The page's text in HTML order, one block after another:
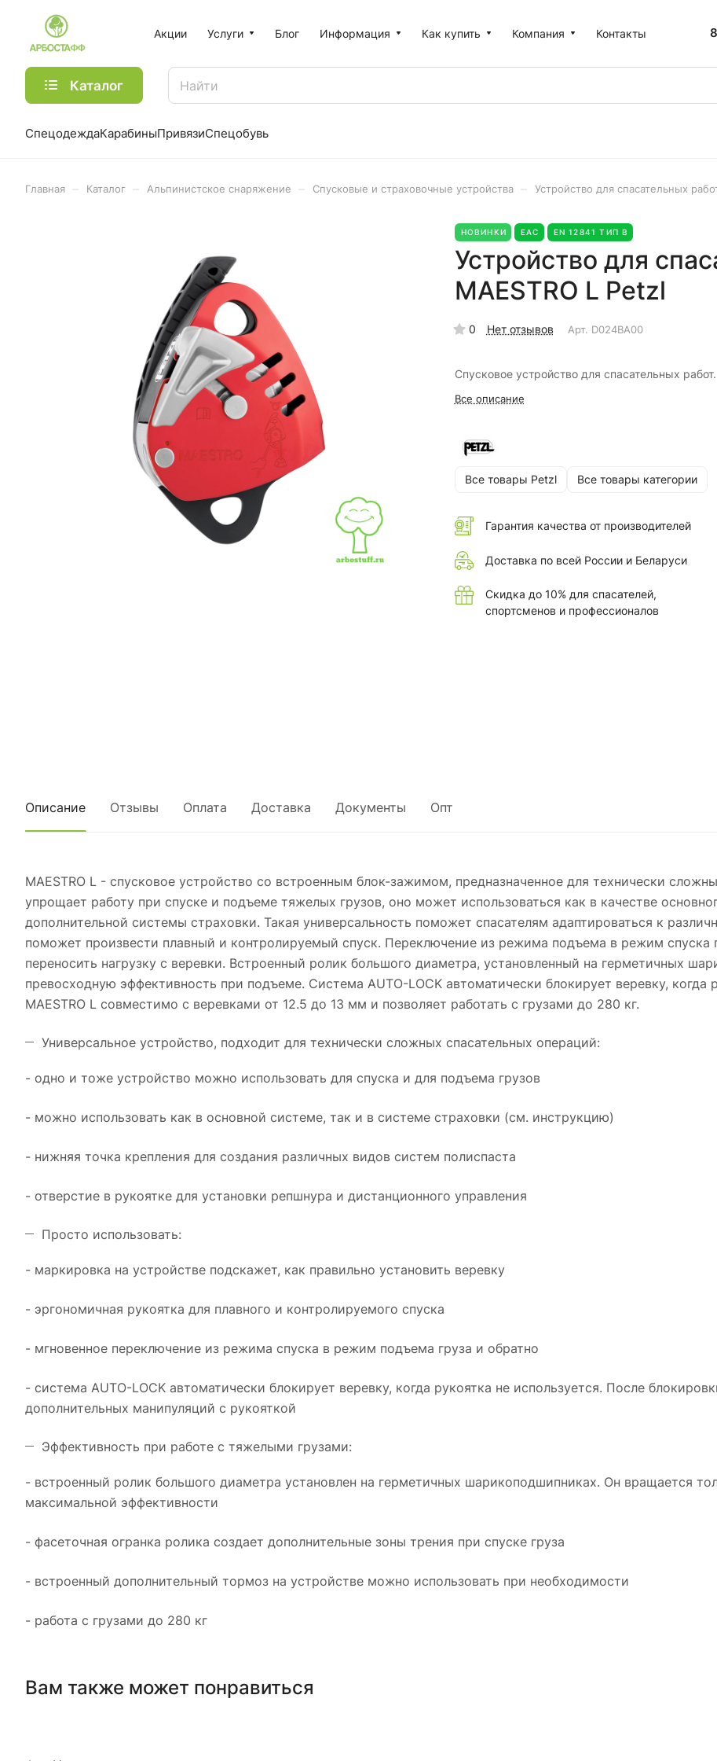
Акции Услуги Блог Информация Как купить Компания Контакты
Каталог
СпецодеждаКарабиныПривязиСпецобувь
Главная Каталог Альпинистское снаряжение Спусковые и страховочные устройства Устройство для спасательных
НОВИНКИ EAC EN 12841 ТИП В
Устройство для
MAESTRO L Petzl
0 Нет отзывов Арт. D024BA00
Спусковое устройство для спасательных работ.
Все описание
Все товары Petzl Все товары категории
Гарантия качества от производителей
Доставка по всей России и Беларуси
Скидка до 10% для спасателей,
спортсменов и профессионалов
Описание Отзывы Оплата Доставка Документы Опт
MAESTRO L - спусковое устройство со встроенным блок-зажимом, предназначенное для технически
упрощает работу при спуске и подъеме тяжелых грузов, оно может использоваться как в качестве
дополнительной системы страховки. Такая универсальность поможет спасателям адаптироваться к
поможет произвести плавный и контролируемый спуск. Переключение из режима подъема в режим спуска
переносить нагрузку с веревки. Встроенный ролик большого диаметра, установленный на герметичных
превосходную эффективность при подъеме. Система AUTO-LOCK автоматически блокирует веревку, когда
MAESTRO L совместимо с веревками от 12.5 до 13 мм и позволяет работать с грузами до 280 кг.
Универсальное устройство, подходит для технически сложных спасательных операций:
- одно и тоже устройство можно использовать для спуска и для подъема грузов
- можно использовать как в основной системе, так и в системе страховки (см. инструкцию)
- нижняя точка крепления для создания различных видов систем полиспаста
- отверстие в рукоятке для установки репшнура и дистанционного управления
Просто использовать:
- маркировка на устройстве подскажет, как правильно установить веревку
- эргономичная рукоятка для плавного и контролируемого спуска
- мгновенное переключение из режима спуска в режим подъема груза и обратно
- система AUTO-LOCK автоматически блокирует веревку, когда рукоятка не используется. После
дополнительных манипуляций с рукояткой
Эффективность при работе с тяжелыми грузами:
- встроенный ролик большого диаметра установлен на герметичных шарикоподшипниках. Он вращается
максимальной эффективности
- фасеточная огранка ролика создает дополнительные зоны трения при спуске груза
- встроенный дополнительный тормоз на устройстве можно использовать при необходимости
- работа с грузами до 280 кг
Вам также может понравиться